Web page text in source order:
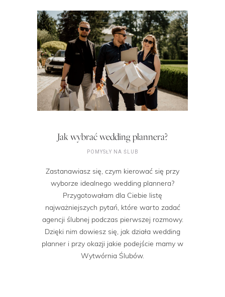
Jak wybrać wedding plannera?
POMYSŁY NA ŚLUB
Zastanawiasz się, czym kierować się przy
wyborze idealnego wedding plannera?
Przygotowałam dla Ciebie listę
najważniejszych pytań, które warto zadać
agencji ślubnej podczas pierwszej rozmowy.
Dzięki nim dowiesz się, jak działa wedding
planner i przy okazji jakie podejście mamy w
Wytwórnia Ślubów.